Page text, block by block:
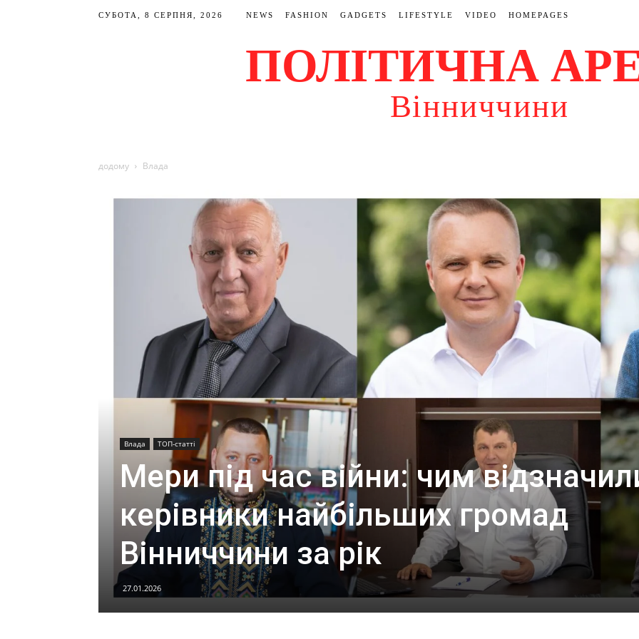
СУБОТА, 8 СЕРПНЯ, 2026 NEWS FASHION GADGETS LIFESTYLE VIDEO HOMEPAGES
ПОЛІТИЧНА
Вінниччини
додому Влада
Влада ТОП-статті
Мери під час війни: чим
керівники найбільших громад
Вінниччини за рік
27.01.2026